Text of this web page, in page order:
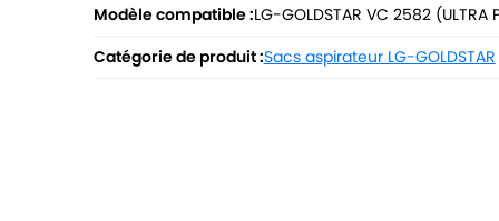
Modèle compatible :LG-GOLDSTAR VC 2582 (ULTRA
Catégorie de produit :Sacs aspirateur LG-GOLDSTAR